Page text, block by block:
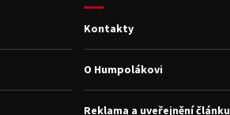
Kontakty
O Humpolákovi
Reklama a uveřejnění článku